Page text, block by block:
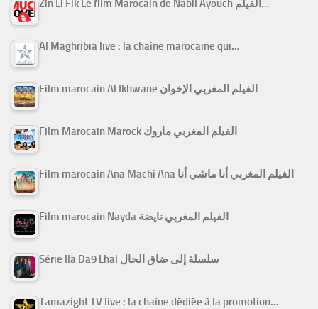
Zin Li Fik Le film Marocain de Nabil Ayouch الفيلم…
Al Maghribia live : la chaîne marocaine qui…
Film marocain Al Ikhwane الفيلم المغربي الإخوان
Film Marocain Marock الفيلم المغربي ماروك
Film marocain Ana Machi Ana الفيلم المغربي أنا ماشي أنا
Film marocain Nayda الفيلم المغربي نايضة
Série Ila Da9 Lhal سلسلة إلى ضاق الحال
Tamazight TV live : la chaîne dédiée à la promotion…